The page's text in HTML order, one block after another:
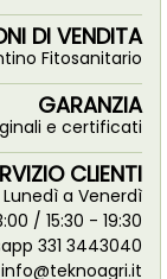
DI VENDITA
Fitosanitario
GARANZIA
e certificati
CLIENTI
a Venerdì
/ 15:30 - 19:30
331 3443040
info@teknoagri.it